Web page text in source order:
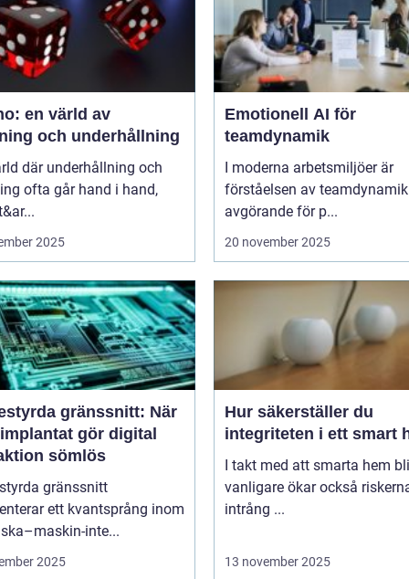
en värld av
och underhållning
där underhållning och
ofta går hand i hand,
2025
Emotionell AI för
teamdynamik
I moderna arbetsmiljöer är
förståelsen av teamdynamik
avgörande för p...
20 november 2025
gränssnitt: När
gör digital
sömlös
gränssnitt
ett kvantsprång inom
inte...
2025
Hur säkerställer du
integriteten i ett smart
I takt med att smarta hem
vanligare ökar också
intrång ...
13 november 2025